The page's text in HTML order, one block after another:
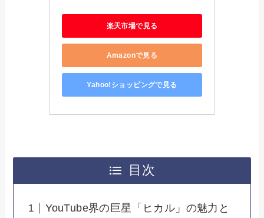
楽天市場で見る
Amazonで見る
Yahoo!ショッピングで見る
目次
YouTube界の巨星「ヒカル」の魅力と